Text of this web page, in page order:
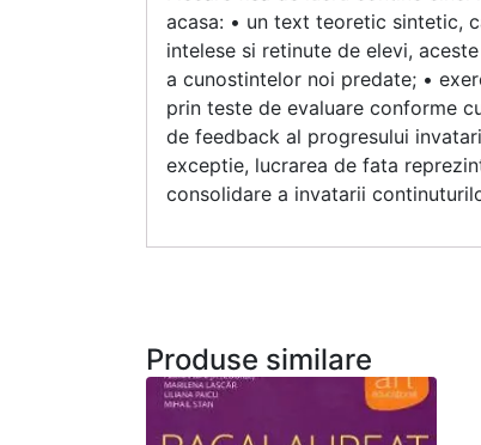
acasa: • un text teoretic sintetic,
intelese si retinute de elevi,
a cunostintelor noi predate; •
prin teste de evaluare conforme
de feedback al progresului
exceptie, lucrarea de fata
consolidare a invatarii
Produse similare